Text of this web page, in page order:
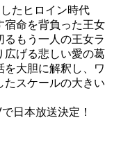
たヒロイン時代
命を背負った王女
もう一人の王女ラ
広げる悲しい愛の葛
大胆に解釈し、ワ
たスケールの大きい
日本放送決定！